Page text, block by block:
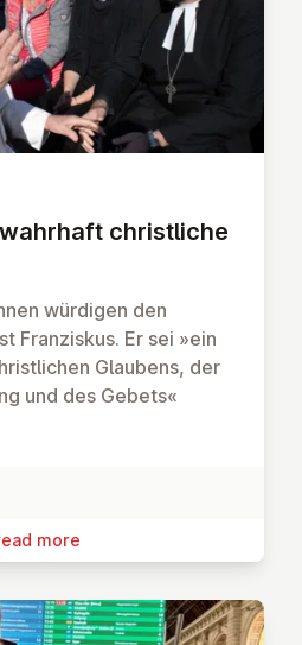
christ­liche
würdigen den
Franziskus. Er sei »ein
Glaubens, der
und des Gebets«
more